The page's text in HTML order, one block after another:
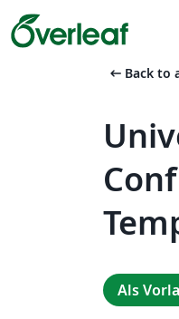
arrow_left_alt Back to
Als